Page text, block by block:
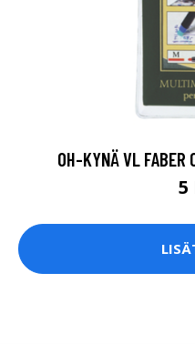
OH-KYNÄ VL FABER
5